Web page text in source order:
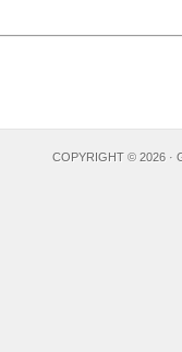
COPYRIGHT © 2026 ·